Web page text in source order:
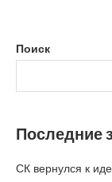
Поиск
Последние
СК вернулся к